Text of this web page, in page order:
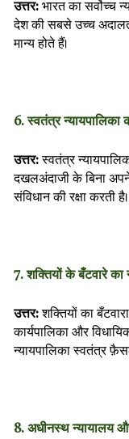
उत्तर: भारत का सर्वोच्च
देश की सबसे उच्च
मान्य होते हैं।
6. स्वतंत्र न्यायपालिका
उत्तर:स्वतंत्र
दखलअंदाजी के बिना
संविधान की रक्षा करती है।
7. शक्तियों के बँटवारे का
उत्तर:शक्तियों का
कार्यपालिका और
न्यायपालिका स्वतंत्र
8. अधीनस्थ न्यायालय